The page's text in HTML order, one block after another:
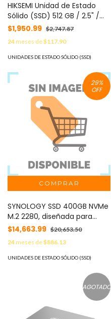
HIKSEMI Unidad de Estado
Sólido (SSD) 512 GB / 2.5" /
SATA III / ALTO PERFORMANCE
/ Para Gaming y PC Trabajo
Pesado / 530 MB/s Lectura /
450 MB/s Escritura HS-SSD-
$1,950.99 $2,747.87
24meses de$117.90
UNIDADES DE ESTADO SÓLIDO (SSD)
29%
OFF
SYNOLOGY SSD 400GB NVMe
M.2 2280, diseñada para
Synology NAS con ranuras
M.2 integradas MOD:
SNV3410400G
$14,663.99 $20,653.50
24meses de$886.13
UNIDADES DE ESTADO SÓLIDO (SSD)
AGOTADO